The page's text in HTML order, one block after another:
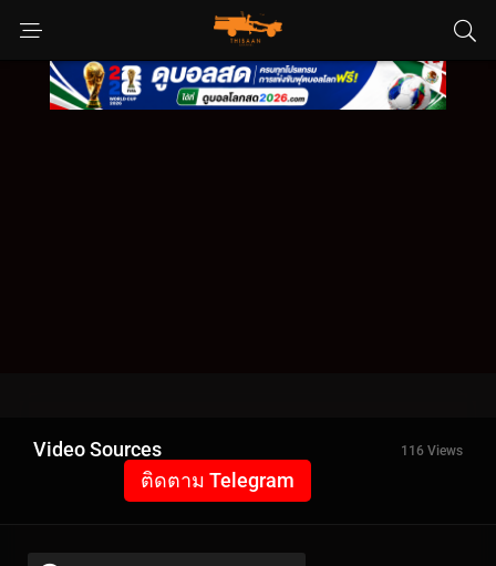
Video Sources 116 Views
ติดตาม Telegram